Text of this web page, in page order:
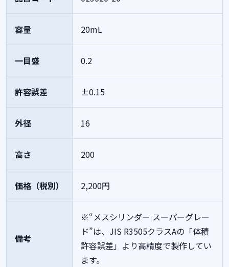
容量 20mL
一目盛 0.2
許容誤差 ±0.15
外径 16
高さ 200
価格（税別） 2,200円
備考
※“メスシリンダー スーパーグレー
ド”は、JIS R3505クラスAの「体積
許容誤差」より高精度で製作してい
ます。